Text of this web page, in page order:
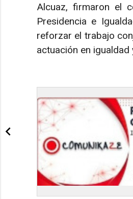
Alcuaz, firmaron el
Presidencia e
reforzar el trabajo
actuación en